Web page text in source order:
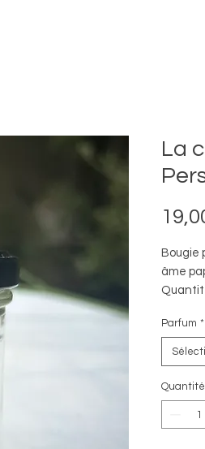
La
Bougie
âme
En Vie"
Parfum *
Quantité